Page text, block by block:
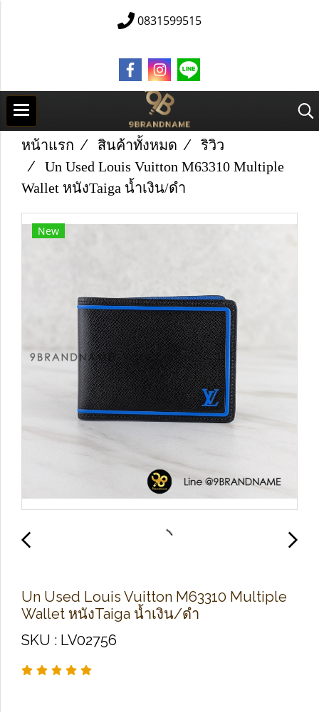
0831599515
หน้าแรก สินค้าทั้งหมด
ริวิว
Un Used Louis Vuitton M63310 Multiple
Wallet หนังTaiga น้ำเงิน/ดำ
New
Un Used Louis Vuitton M63310 Multiple
Wallet หนังTaiga น้ำเงิน/ดำ
SKU : LV02756